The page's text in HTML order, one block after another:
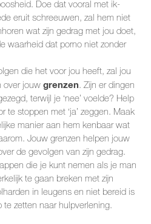
Doe dat vooral met ik-
eruit schreeuwen, zal hem niet
wat zijn gedrag met jou doet,
waarheid dat porno niet zonder
die het voor jou heeft, zal jou
over jouwgrenzen. Zijn er dingen
terwijl je ‘nee’ voelde? Help
te stoppen met ‘ja’ zeggen. Maak
manier aan hem kenbaar wat
Jouw grenzen helpen jouw
de gevolgen van zijn gedrag.
die je kunt nemen als je man
te gaan breken met zijn
in leugens en niet bereid is
te zetten naar hulpverlening.